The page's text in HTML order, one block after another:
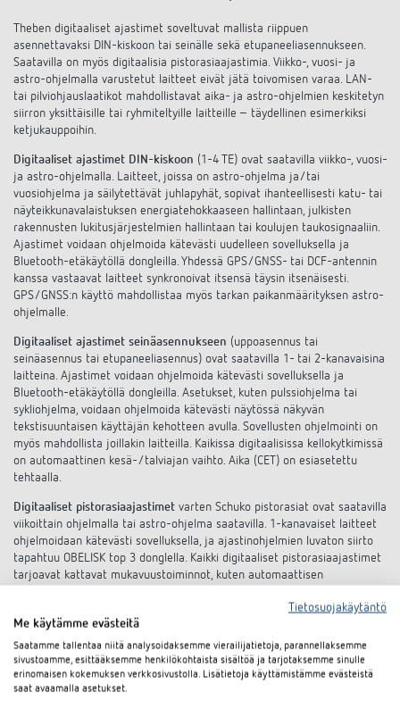
Theben digitaaliset ajastimet soveltuvat mallista riippuen
asennettavaksi DIN-kiskoon tai seinälle sekä etupaneeliasennukseen.
Saatavilla on myös digitaalisia pistorasiaajastimia. Viikko-, vuosi- ja
astro-ohjelmalla varustetut laitteet eivät jätä toivomisen varaa. LAN-
tai pilviohjauslaatikot mahdollistavat aika- ja astro-ohjelmien keskitetyn
siirron yksittäisille tai ryhmiteltyille laitteille – täydellinen esimerkiksi
ketjukauppoihin.
Digitaaliset ajastimet DIN-kiskoon (1-4 TE) ovat saatavilla viikko-, vuosi-
ja astro-ohjelmalla. Laitteet, joissa on astro-ohjelma ja/tai
vuosiohjelma ja säilytettävät juhlapyhät, sopivat ihanteellisesti katu- tai
näyteikkunavalaistuksen energiatehokkaaseen hallintaan, julkisten
rakennusten lukitusjärjestelmien hallintaan tai koulujen taukosignaaliin.
Ajastimet voidaan ohjelmoida kätevästi uudelleen sovelluksella ja
Bluetooth-etäkäytöllä dongleilla. Yhdessä GPS/GNSS- tai DCF-antennin
kanssa vastaavat laitteet synkronoivat itsensä täysin itsenäisesti.
GPS/GNSS:n käyttö mahdollistaa myös tarkan paikanmäärityksen astro-
ohjelmalle.
Digitaaliset ajastimet seinäasennukseen (uppoasennus tai
seinäasennus tai etupaneeliasennus) ovat saatavilla 1- tai 2-kanavaisina
laitteina. Ajastimet voidaan ohjelmoida kätevästi sovelluksella ja
Bluetooth-etäkäytöllä dongleilla. Asetukset, kuten pulssiohjelma tai
sykliohjelma, voidaan ohjelmoida kätevästi näytössä näkyvän
tekstisuuntaisen käyttäjän kehotteen avulla. Sovellusten ohjelmointi on
myös mahdollista joillakin laitteilla. Kaikissa digitaalisissa kellokytkimissä
on automaattinen kesä-/talviajan vaihto. Aika (CET) on esiasetettu
tehtaalla.
Digitaaliset pistorasiaajastimet varten Schuko pistorasiat ovat saatavilla
viikoittain ohjelmalla tai astro-ohjelma saatavilla. 1-kanavaiset laitteet
ohjelmoidaan kätevästi sovelluksella, ja ajastinohjelmien luvaton siirto
tapahtuu OBELISK top 3 donglella. Kaikki digitaaliset pistorasiaajastimet
tarjoavat kattavat mukavuustoiminnot, kuten automaattisen
kytkennän. Astro-ohjelmalla terraarion valaistus voidaan sovittaa
päivänvaloon sellaisena kuin se näkyy terraarion asukkaiden
alkuperäpaikalla.
ThebenLAN -ohjauskotelon TC 649avulla yritykset voivat lähettää aika-
ja astro-ohjelmia yksittäisille tai ryhmiteltyille laitteille. Lähetys
Tietosuojakäytäntö
Me käytämme evästeitä
Saatamme tallentaa niitä analysoidaksemme vierailijatietoja, parannellaksemme
sivustoamme, esittääksemme henkilökohtaista sisältöä ja tarjotaksemme sinulle
erinomaisen kokemuksen verkkosivustolla. Lisätietoja käyttämistämme evästeistä
saat avaamalla asetukset.